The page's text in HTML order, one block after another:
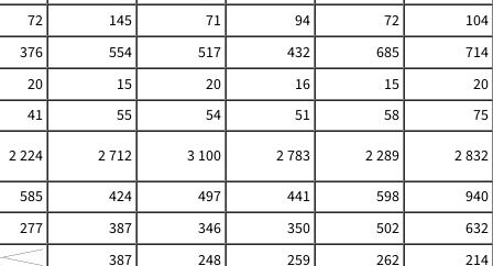
72
145 71 94 72
104
376
554 517 432 685
714
20
15 20 16 15
20
41
55 54 51 58
75
2 224
2 712 3 100 2 783 2 289
2 832
585
424 497 441 598
940
277
387 346 350 502
632
387
248 259 262 214